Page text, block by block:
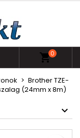
shopping_cart0
Brother TZE-
(24mm x 8m)
Bejelentkezés